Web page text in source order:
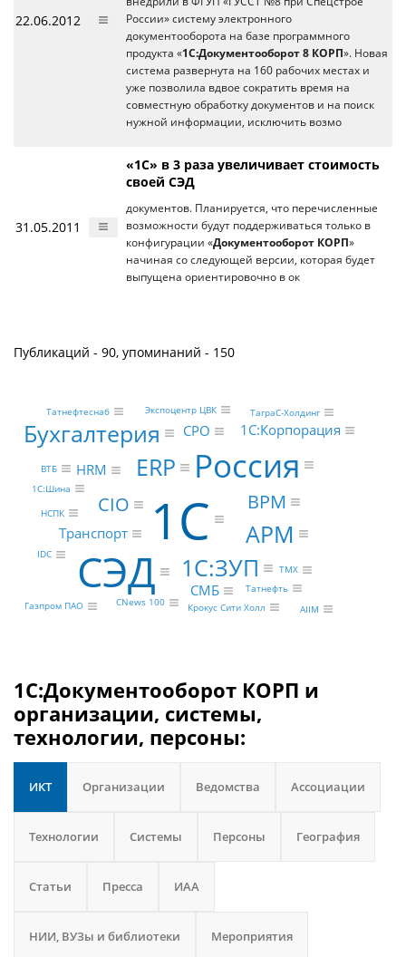
22.06.2012
России» систему электронного
документооборота на базе программного
продукта «1С:Документооборот 8 КОРП». Новая
система развернута на 160 рабочих местах и
уже позволила вдвое сократить время на
совместную обработку документов и на поиск
нужной информации, исключить возмо
31.05.2011
«1С» в 3 раза увеличивает стоимость
своей СЭД
документов. Планируется, что перечисленные
возможности будут поддерживаться только в
конфигурации «Документооборот КОРП»
начиная со следующей версии, которая будет
выпущена ориентировочно в ок
Публикаций - 90, упоминаний - 150
1С
СЭД
Россия
ERP
1С:ЗУП
Бухгалтерия
АРМ
BPM
CIO
1С:Корпорация
Транспорт
HRM
СМБ
CPO
Татнефть
ТМХ
1С:Шина
ТаграС-Холдинг
НСПК
ВТБ
Газпром ПАО CNews 100 Крокус Сити Холл
Экспоцентр ЦВК
Татнефтеснаб
IDC
AIIM
1С:Документооборот КОРП и
организации, системы,
технологии, персоны:
ИКТ Организации Ведомства Ассоциации
Технологии Системы Персоны География
Статьи Пресса ИАА
НИИ, ВУЗы и библиотеки Мероприятия